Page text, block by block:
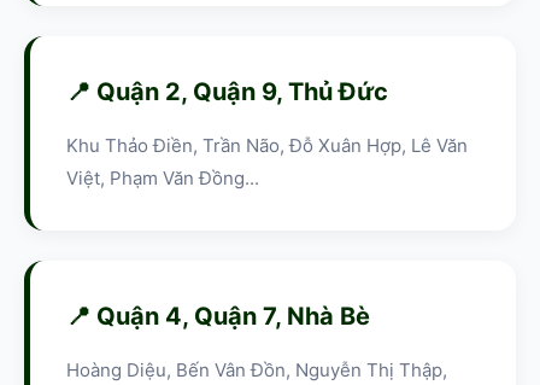
📍 Quận 2, Quận 9, Thủ Đức
Khu Thảo Điền, Trần Não, Đỗ Xuân Hợp, Lê Văn
Việt, Phạm Văn Đồng...
📍 Quận 4, Quận 7, Nhà Bè
Hoàng Diệu, Bến Vân Đồn, Nguyễn Thị Thập,